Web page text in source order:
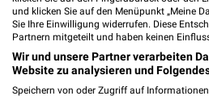
Louis Angebote in
Duisburg, Deutschland
470,52 km
und klicken Sie auf den Menüpunkt „Meine
Sie Ihre Einwilligung widerrufen. Diese
Partnern mitgeteilt und haben keinen
Wir und unsere Partner verarbeiten
Website zu analysieren und
Speichern von oder Zugriff auf